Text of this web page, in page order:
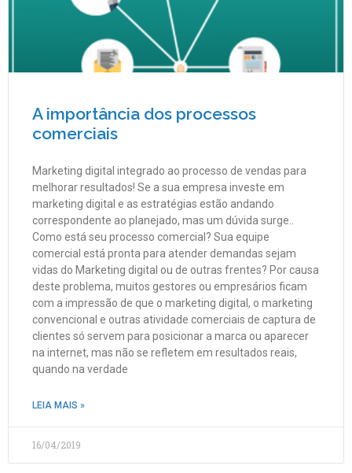
A importância dos processos
comerciais
Marketing digital integrado ao processo de vendas para
melhorar resultados! Se a sua empresa investe em
marketing digital e as estratégias estão andando
correspondente ao planejado, mas um dúvida surge..
Como está seu processo comercial? Sua equipe
comercial está pronta para atender demandas sejam
vidas do Marketing digital ou de outras frentes? Por causa
deste problema, muitos gestores ou empresários ficam
com a impressão de que o marketing digital, o marketing
convencional e outras atividade comerciais de captura de
clientes só servem para posicionar a marca ou aparecer
na internet, mas não se refletem em resultados reais,
quando na verdade
LEIA MAIS »
16/04/2019